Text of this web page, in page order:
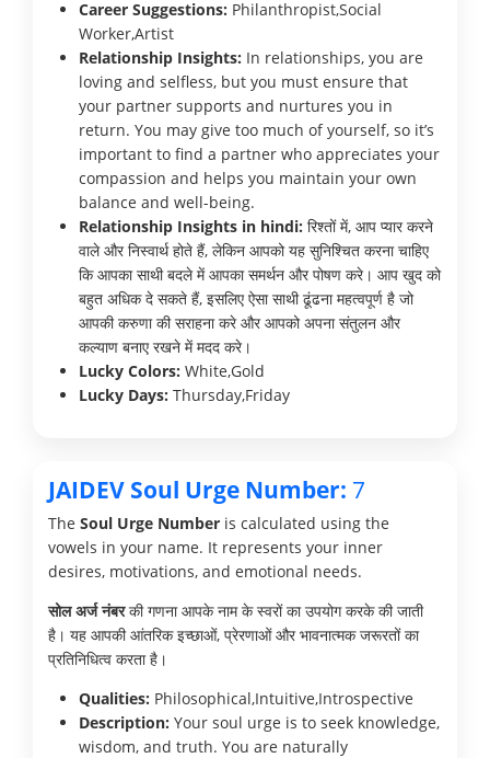
Career Suggestions: Philanthropist,Social
Worker,Artist
Relationship Insights: In relationships, you are
loving and selfless, but you must ensure that
your partner supports and nurtures you in
return. You may give too much of yourself, so it’s
important to find a partner who appreciates your
compassion and helps you maintain your own
balance and well-being.
Relationship Insights in hindi: रिश्तों में, आप प्यार करने
वाले और निस्वार्थ होते हैं, लेकिन आपको यह सुनिश्चित करना चाहिए
कि आपका साथी बदले में आपका समर्थन और पोषण करे। आप खुद को
बहुत अधिक दे सकते हैं, इसलिए ऐसा साथी ढूंढना महत्वपूर्ण है जो
आपकी करुणा की सराहना करे और आपको अपना संतुलन और
कल्याण बनाए रखने में मदद करे।
Lucky Colors: White,Gold
Lucky Days: Thursday,Friday
JAIDEV Soul Urge Number: 7
The Soul Urge Number is calculated using the
vowels in your name. It represents your inner
desires, motivations, and emotional needs.
सोल अर्ज नंबरकी गणना आपके नाम के स्वरों का उपयोग करके की जाती
है। यह आपकी आंतरिक इच्छाओं, प्रेरणाओं और भावनात्मक जरूरतों का
प्रतिनिधित्व करता है।
Qualities: Philosophical,Intuitive,Introspective
Description: Your soul urge is to seek knowledge,
wisdom, and truth. You are naturally